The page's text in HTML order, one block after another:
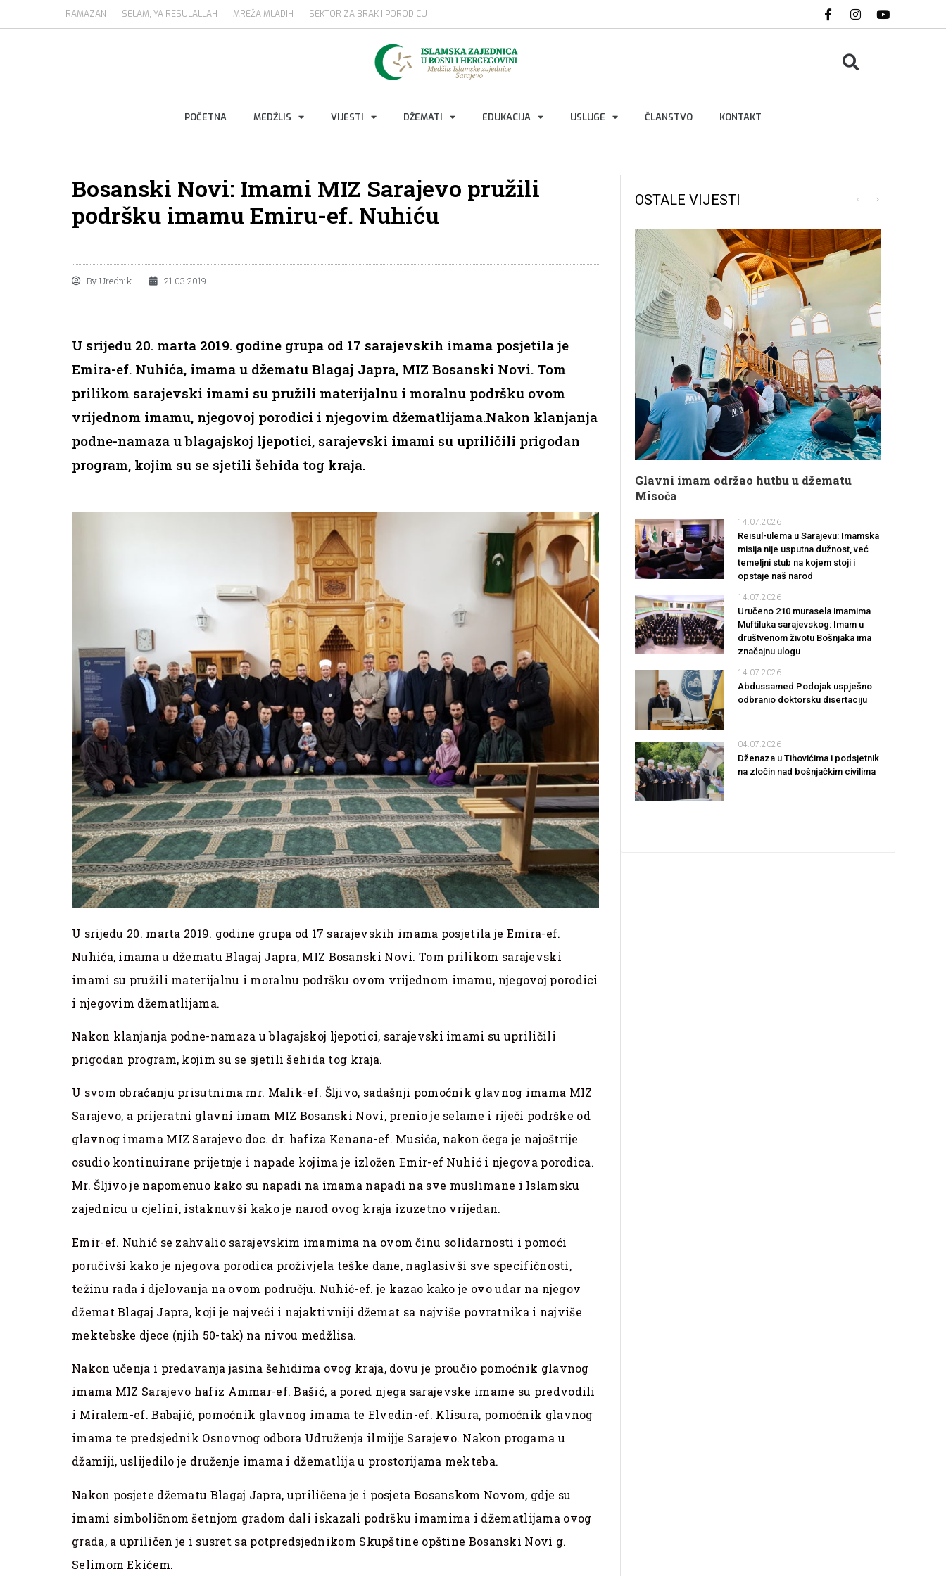
RAMAZAN SELAM, YA RESULALLAH MREŽA MLADIH SEKTOR ZA BRAK I PORODICU
POČETNA MEDŽLIS VIJESTI DŽEMATI EDUKACIJA USLUGE ČLANSTVO KONTAKT
Bosanski Novi: Imami MIZ Sarajevo pružili
podršku imamu Emiru-ef. Nuhiću
ByUrednik 21.03.2019.
U srijedu 20. marta 2019. godine grupa od 17 sarajevskih imama posjetila je
Emira-ef. Nuhića, imama u džematu Blagaj Japra, MIZ Bosanski Novi. Tom
prilikom sarajevski imami su pružili materijalnu i moralnu podršku ovom
vrijednom imamu, njegovoj porodici i njegovim džematlijama.Nakon klanjanja
podne-namaza u blagajskoj ljepotici, sarajevski imami su upriličili prigodan
program, kojim su se sjetili šehida tog kraja.
U srijedu 20. marta 2019. godine grupa od 17 sarajevskih imama posjetila je Emira-ef.
Nuhića, imama u džematu Blagaj Japra, MIZ Bosanski Novi. Tom prilikom sarajevski
imami su pružili materijalnu i moralnu podršku ovom vrijednom imamu, njegovoj porodici
i njegovim džematlijama.
Nakon klanjanja podne-namaza u blagajskoj ljepotici, sarajevski imami su upriličili
prigodan program, kojim su se sjetili šehida tog kraja.
U svom obraćanju prisutnima mr. Malik-ef. Šljivo, sadašnji pomoćnik glavnog imama MIZ
Sarajevo, a prijeratni glavni imam MIZ Bosanski Novi, prenio je selame i riječi podrške od
glavnog imama MIZ Sarajevo doc. dr. hafiza Kenana-ef. Musića, nakon čega je najoštrije
osudio kontinuirane prijetnje i napade kojima je izložen Emir-ef Nuhić i njegova porodica.
Mr. Šljivo je napomenuo kako su napadi na imama napadi na sve muslimane i Islamsku
zajednicu u cjelini, istaknuvši kako je narod ovog kraja izuzetno vrijedan.
Emir-ef. Nuhić se zahvalio sarajevskim imamima na ovom činu solidarnosti i pomoći
poručivši kako je njegova porodica proživjela teške dane, naglasivši sve specifičnosti,
težinu rada i djelovanja na ovom području. Nuhić-ef. je kazao kako je ovo udar na njegov
džemat Blagaj Japra, koji je najveći i najaktivniji džemat sa najviše povratnika i najviše
mektebske djece (njih 50-tak) na nivou medžlisa.
Nakon učenja i predavanja jasina šehidima ovog kraja, dovu je proučio pomoćnik glavnog
imama MIZ Sarajevo hafiz Ammar-ef. Bašić, a pored njega sarajevske imame su predvodili
i Miralem-ef. Babajić, pomoćnik glavnog imama te Elvedin-ef. Klisura, pomoćnik glavnog
imama te predsjednik Osnovnog odbora Udruženja ilmijje Sarajevo. Nakon progama u
džamiji, uslijedilo je druženje imama i džematlija u prostorijama mekteba.
Nakon posjete džematu Blagaj Japra, upriličena je i posjeta Bosanskom Novom, gdje su
imami simboličnom šetnjom gradom dali iskazali podršku imamima i džematlijama ovog
grada, a upriličen je i susret sa potpredsjednikom Skupštine opštine Bosanski Novi g.
Selimom Ekićem.
OSTALE VIJESTI
Glavni imam održao hutbu u džematu
Misoča
14.07.2026
Reisul-ulema u Sarajevu: Imamska
misija nije usputna dužnost, već
temeljni stub na kojem stoji i
opstaje naš narod
14.07.2026
Uručeno 210 murasela imamima
Muftiluka sarajevskog: Imam u
društvenom životu Bošnjaka ima
značajnu ulogu
14.07.2026
Abdussamed Podojak uspješno
odbranio doktorsku disertaciju
04.07.2026
Dženaza u Tihovićima i podsjetnik
na zločin nad bošnjačkim civilima